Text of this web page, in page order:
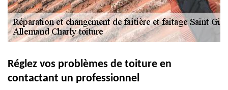
Réglez vos problèmes de toiture en
contactant un professionnel